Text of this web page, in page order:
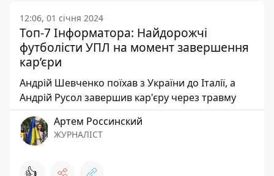
12:06, 01 січня 2024
Топ-7 Інформатора: Найдорожчі
футболісти УПЛ на момент завершення
кар’єри
Андрій Шевченко поїхав з України до Італії, а
Андрій Русол завершив кар'єру через травму
Артем Россинский
ЖУРНАЛІСТ
👍